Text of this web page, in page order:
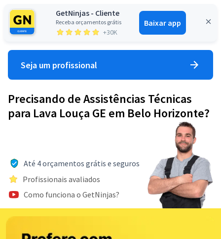
GetNinjas - Cliente
Receba orçamentos grátis
+30K
Baixar app
Entrar
Seja um profissional
Precisando de Assistências Técnicas
para Lava Louça GE em Belo Horizonte?
Até 4 orçamentos grátis e seguros
Profissionais avaliados
Como funciona o GetNinjas?